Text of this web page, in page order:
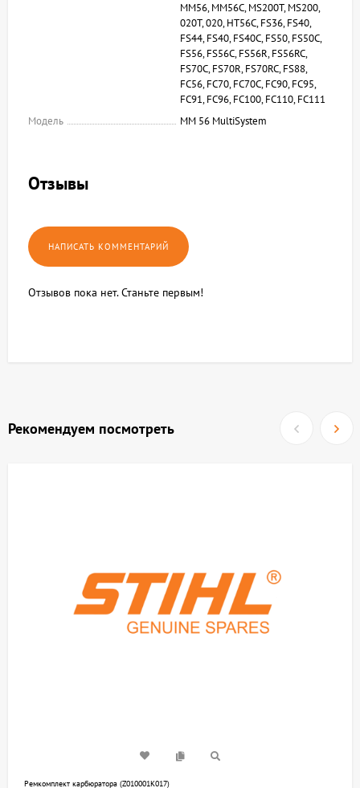
MM56, MM56C, MS200T, MS200,
020T, 020, HT56C, FS36, FS40,
FS44, FS40, FS40C, FS50, FS50C,
FS56, FS56C, FS56R, FS56RC,
FS70C, FS70R, FS70RC, FS88,
FC56, FC70, FC70C, FC90, FC95,
FC91, FC96, FC100, FC110, FC111
Модель
MM 56 MultiSystem
Отзывы
Отзывов пока нет. Станьте первым!
Рекомендуем посмотреть
Ремкомплект карбюратора (Z010001K017)